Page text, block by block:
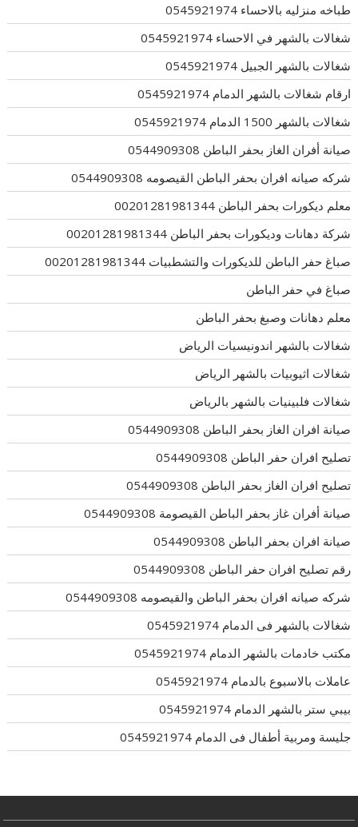
طباخه منزليه بالاحساء 0545921974
شغالات بالشهر في الاحساء 0545921974
شغالات بالشهر الجبيل 0545921974
ارقام شغالات بالشهر الدمام 0545921974
شغالات بالشهر 1500 الدمام 0545921974
صيانة أفران الغاز بحفر الباطن 0544909308
شركه صيانه افران بحفر الباطن القيصومه 0544909308
معلم ديكورات بحفر الباطن 00201281981344
شركة دهانات وديكورات بحفر الباطن 00201281981344
صباغ حفر الباطن للديكورات والتشطبيات 00201281981344
صباغ في حفر الباطن
معلم دهانات وصبغ بحفر الباطن
شغالات بالشهر اندونيسيات الرياض
شغالات اثيوبيات بالشهر الرياض
شغالات فلبينيات بالشهر بالرياض
صيانة افران الغاز بحفر الباطن 0544909308
تصليح افران حفر الباطن 0544909308
تصليح افران الغاز بحفر الباطن 0544909308
صيانة أفران غاز بحفر الباطن القيصومة 0544909308
صيانة افران بحفر الباطن 0544909308
رقم تصليح افران حفر الباطن 0544909308
شركه صيانه افران بحفر الباطن والقيصومه 0544909308
شغالات بالشهر فى الدمام 0545921974
مكتب خادمات بالشهر الدمام 0545921974
عاملات بالاسبوع بالدمام 0545921974
بيبي ستر بالشهر الدمام 0545921974
جليسة ومربية أطفال فى الدمام 0545921974